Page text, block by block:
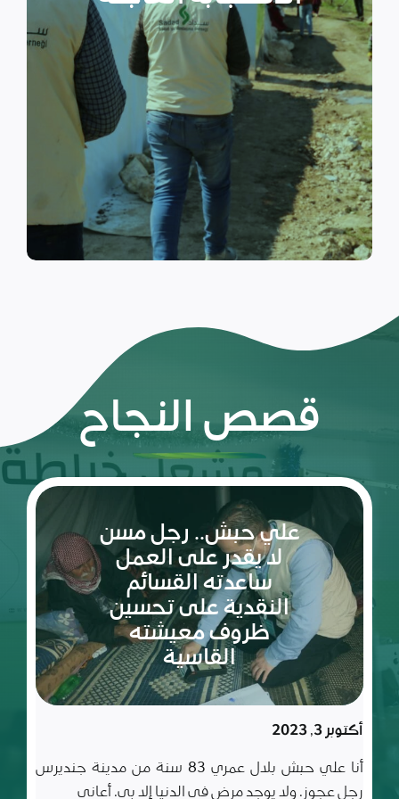
النزوح.
اقرأ المزيد
قصص النجاح
ريم:
شعلة
والإصرار
في عالم
مليء
بالتحديات
سبتمبر 10, 2023
ريم طفلة لم تكمل ربيعاها التاسع بعد، شعلة متوقدة
في العلم والأدب والأخلاق، تعيش مع أسرة تتألف من أب
وأم